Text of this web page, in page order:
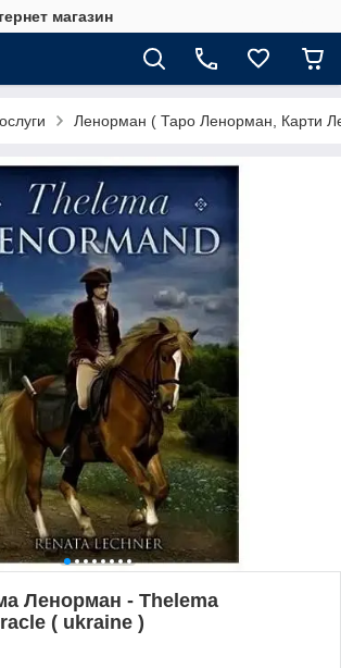
магазин
Ленорман ( Таро Ленорман, Карти
Ленорман - Thelema
( ukraine )